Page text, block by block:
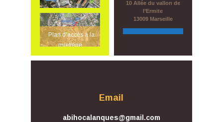
Plan d'accès à la
miellerie
10 Allée du vallon de
l’Ermite
13009 Marseille
Email
abihocalanques@gmail.com